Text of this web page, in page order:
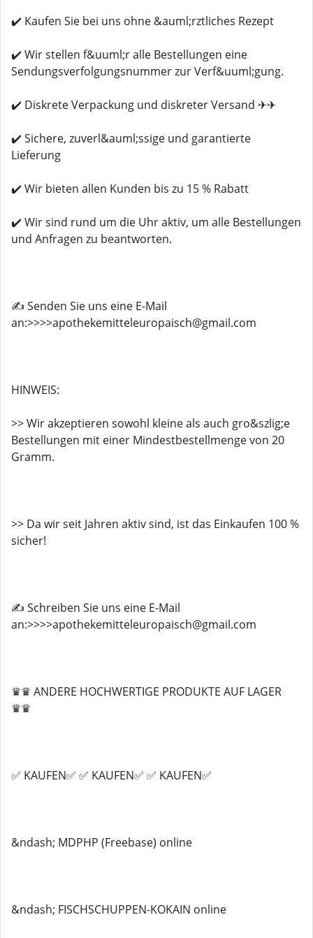
✔️ Kaufen Sie bei uns ohne &auml;rztliches Rezept
✔️ Wir stellen f&uuml;r alle Bestellungen eine
Sendungsverfolgungsnummer zur Verf&uuml;gung.
✔️ Diskrete Verpackung und diskreter Versand ✈✈
✔️ Sichere, zuverl&auml;ssige und garantierte
Lieferung
✔️ Wir bieten allen Kunden bis zu 15 % Rabatt
✔️ Wir sind rund um die Uhr aktiv, um alle Bestellungen
und Anfragen zu beantworten.
✍️ Senden Sie uns eine E-Mail
an:>>>>apothekemitteleuropaisch@gmail.com
HINWEIS:
>> Wir akzeptieren sowohl kleine als auch gro&szlig;e
Bestellungen mit einer Mindestbestellmenge von 20
Gramm.
>> Da wir seit Jahren aktiv sind, ist das Einkaufen 100 %
sicher!
✍️ Schreiben Sie uns eine E-Mail
an:>>>>apothekemitteleuropaisch@gmail.com
♛♛ ANDERE HOCHWERTIGE PRODUKTE AUF LAGER
♛♛
✅ KAUFEN✅ ✅ KAUFEN✅ ✅ KAUFEN✅
&ndash; MDPHP (Freebase) online
&ndash; FISCHSCHUPPEN-KOKAIN online